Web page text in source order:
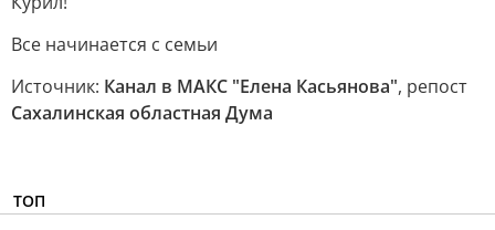
Все начинается с семьи
Источник: Канал в МАКС "Елена Касьянова", репост
Сахалинская областная Дума
ТОП